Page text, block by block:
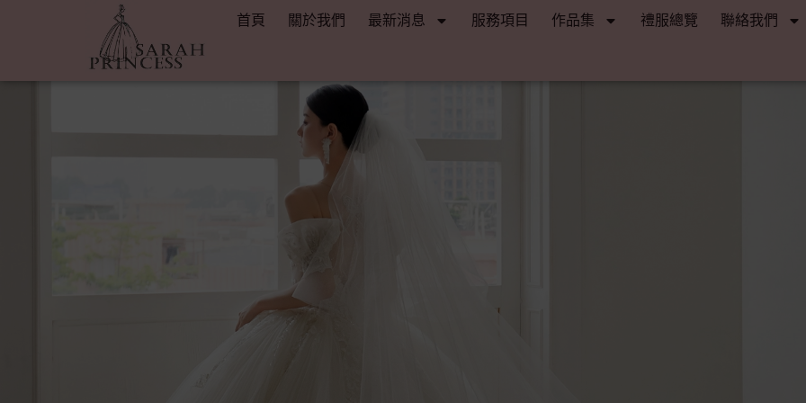
首頁 關於我們 最新消息 服務項目 作品集 禮服總覽 聯絡我們